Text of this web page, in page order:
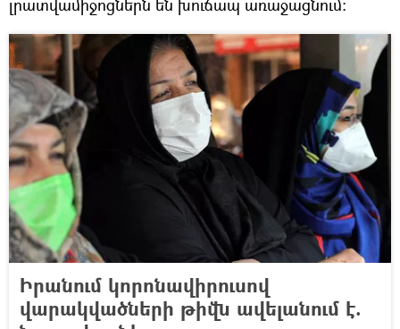
լրատվամիջոցներն են խուճապ առաջացնում։
Իրանում կորոնավիրուսով
վարակվածների թիվն ավելանում է.